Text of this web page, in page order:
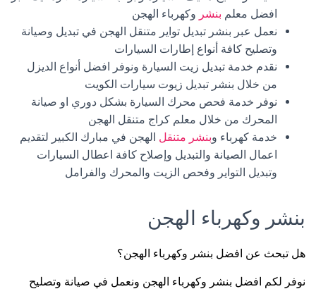
افضل معلم بنشر وكهرباء الهجن
نعمل عبر بنشر تبديل تواير متنقل الهجن في تبديل وصيانة
وتصليح كافة أنواع إطارات السيارات
نقدم خدمة تبديل زيت السيارة ونوفر افضل أنواع الديزل
من خلال بنشر تبديل زيوت سيارات الكويت
نوفر خدمة فحص محرك السيارة بشكل دوري او صيانة
المحرك من خلال معلم كراج متنقل الهجن
خدمة كهرباء وبنشر متنقل الهجن في مبارك الكبير لتقديم
اعمال الصيانة والتبديل وإصلاح كافة اعطال السيارات
وتبديل التواير وفحص الزيت والمحرك والفرامل
بنشر وكهرباء الهجن
هل تبحث عن افضل بنشر وكهرباء الهجن؟
نوفر لكم افضل بنشر وكهرباء الهجن ونعمل في صيانة وتصليح